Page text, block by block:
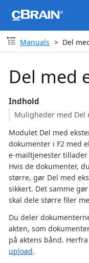
Manuals Del
Del med
Indhold
Muligheder med Del
Modulet Del med
dokumenter i F2 med
e-mailtjenester
Hvis de dokumenter,
større, gør Del med
sikkert. Det samme
skal dele større filer
Du deler
akten, som
på aktens bånd.
upload.